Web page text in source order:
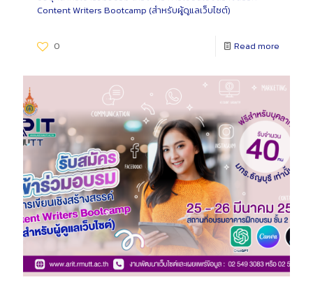
Content Writers Bootcamp (สำหรับผู้ดูแลเว็บไซต์)
0 Read more